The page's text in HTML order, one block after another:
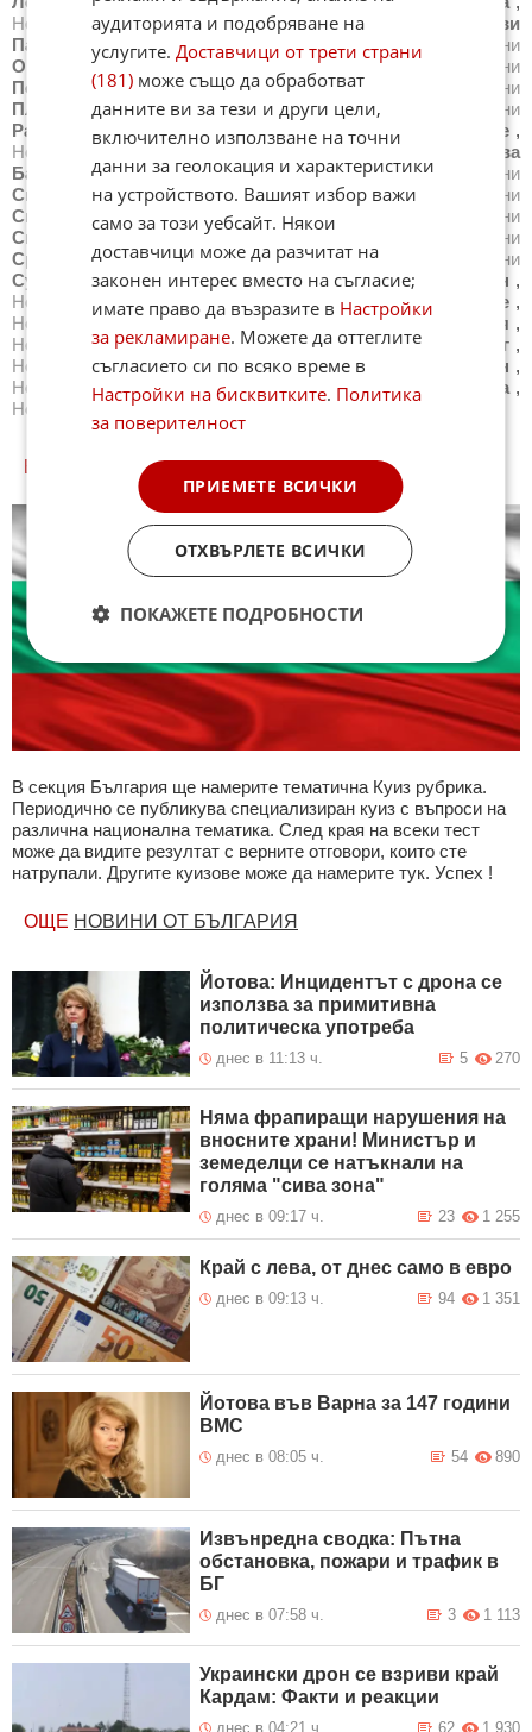
Новини
Несебър ,Новини Нова Загора
Нови
Пазар
, Новини Обзор ,Новини Оборище
Новини
Омуртаг
, Новини Павликени Новини Пазарджик
Новини
Перник
,Новини Петрич ,Новини
Новини
Пловдив
,Новини Поморие ,Новини Правец
Новини
Радомир
,Новини Разград ,Новини Разлог , Русе ,
Новини
Сапарева
Баня
Новини Свети Влас ,Новини Свиленград
Новини
Свищов
,Новини Своге ,Новини Севлиево
Новини
Силистра ,Новини Симитли ,Новини
Новини
Смолян
Созопол
Новини
Средец
,Новини Стара Загора ,Новини Стрелча
Новини
Суворово ,Новини Тетевен ,Новини Троян ,Новини Трън ,
Новини
Трявна ,Новини Тутракан , Новини Търговище ,
Новини
Харманли Новини Новини Хисаря ,
Новини
Царево ,Новини Чепеларе ,Новини Червен бряг ,
Новини
Черноморец ,Новини Чипровци Чирпан ,
Новини
Шабла ,Новини Шумен ,Новини Ябланица ,
Новини
Ямбол
БЪЛГАРИЯ КУИЗОВЕ
В секция България ще намерите тематична Куиз рубрика.
Периодично се публикува специализиран куиз с въпроси на
различна национална тематика. След края на всеки тест
може да видите резултат с верните отговори, които сте
натрупали. Другите куизове може да намерите тук. Успех !
ОЩЕ НОВИНИ ОТ БЪЛГАРИЯ
Йотова: Инцидентът с дрона се
използва за примитивна
политическа употреба
днес в 11:13 ч. 270
5
Няма фрапиращи нарушения на
вносните храни! Министър и
земеделци се натъкнали на
голяма "сива зона"
днес в 09:17 ч. 1 255
23
Край с лева, от днес само в евро
днес в 09:13 ч. 1 351
94
Йотова във Варна за 147 години
ВМС
днес в 08:05 ч. 890
54
Извънредна сводка: Пътна
обстановка, пожари и трафик в
БГ
днес в 07:58 ч. 1 113
3
Украински дрон се взриви край
Кардам: Факти и реакции
днес в 04:21 ч. 1 930
62
аудиторията и подобряване на
услугите.Доставчици от трети страни
(181) може също да обработват
данните ви за тези и други цели,
включително използване на точни
данни за геолокация и характеристики
на устройството. Вашият избор важи
само за този уебсайт. Някои
доставчици може да разчитат на
законен интерес вместо на съгласие;
имате право да възразите в Настройки
за рекламиране. Можете да оттеглите
съгласието си по всяко време в
Настройки на бисквитките. Политика
за поверителност
ПРИЕМЕТЕ ВСИЧКИ
ОТХВЪРЛЕТЕ ВСИЧКИ
ПОКАЖЕТЕ ПОДРОБНОСТИ